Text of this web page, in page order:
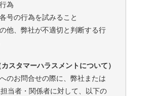
為
号の行為を試みること
他、弊社が不適切と判断する行
スタマーハラスメントについて）
のお問合せの際に、弊社または
当者・関係者に対して、以下の